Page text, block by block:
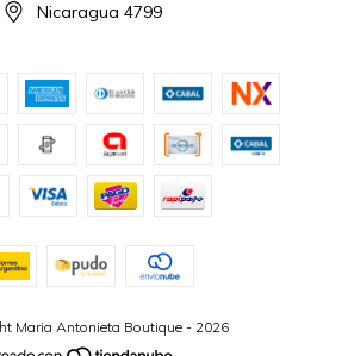
Nicaragua 4799
Maria Antonieta Boutique - 2026